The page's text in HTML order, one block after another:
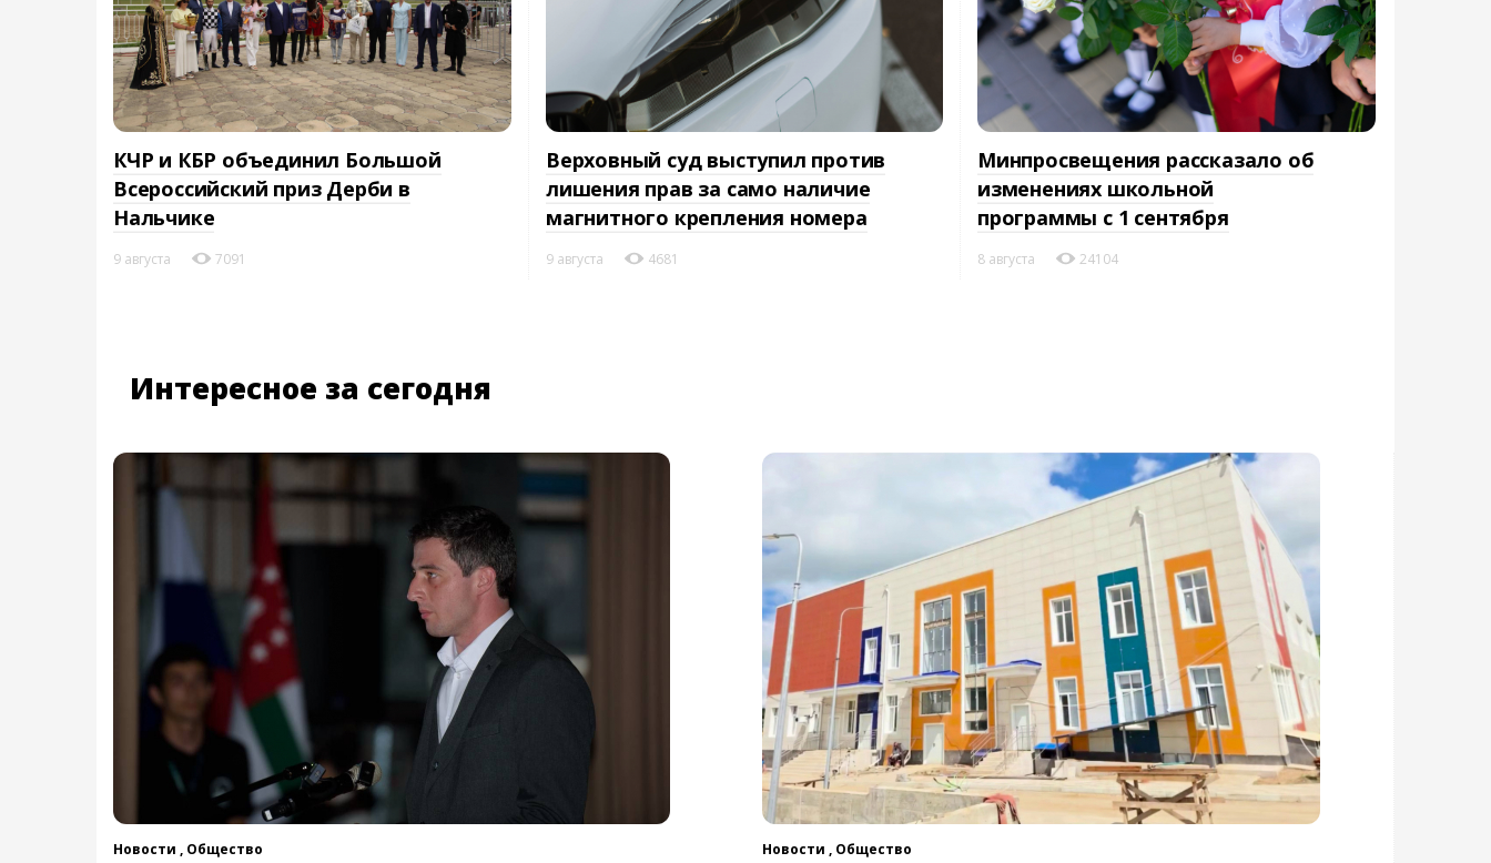
КЧР и КБР объединил Большой
Всероссийский приз Дерби в
Нальчике
9 августа 7091
Верховный суд выступил против
лишения прав за само наличие
магнитного крепления номера
9 августа 4681
Минпросвещения рассказало об
изменениях школьной
программы с 1 сентября
8 августа 24104
Интересное за сегодня
Новости , Общество Новости , Общество